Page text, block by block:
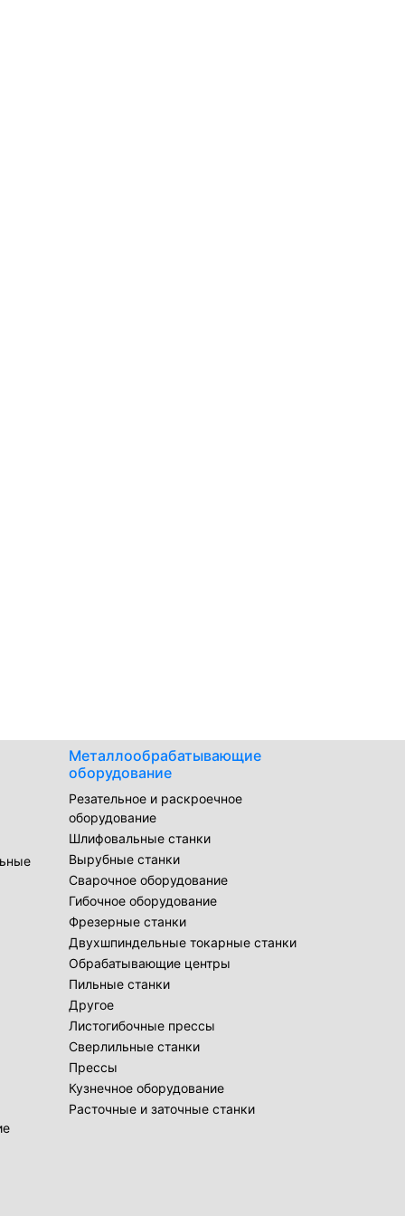
Металлообрабатывающие
оборудование
Резательное и раскроечное
оборудование
Шлифовальные станки
Вырубные станки
Сварочное оборудование
Гибочное оборудование
Фрезерные станки
Двухшпиндельные токарные станки
Обрабатывающие центры
Пильные станки
Другое
Листогибочные прессы
Сверлильные станки
Прессы
Кузнечное оборудование
Расточные и заточные станки